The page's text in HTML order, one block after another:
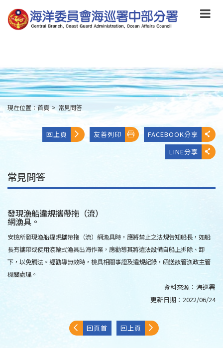
到
主
要
main
content
:::
現在位置：首頁 > 常見問答
回上頁 友善列印
FACEBOOK分享
LINE分享
常見問答
發現漁船違規攜帶拖（流）
網漁具。
安檢所發現漁船違規攜帶拖（流）網漁具時，應將禁止之法規告知船長，如船
長有攜帶或使用滾輪式漁具出海作業，應勸導其將違法設備自船上拆除、卸
下，以免觸法。經勸導無效時，檢具相關事證及違規紀錄，函送該管漁政主管
機關處理。
資料來源： 海巡署
更新日期： 2022/06/24
回頁首 回上頁